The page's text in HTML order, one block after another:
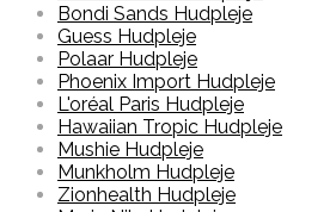
Bondi Sands Hudpleje
Guess Hudpleje
Polaar Hudpleje
Phoenix Import Hudpleje
L'oréal Paris Hudpleje
Hawaiian Tropic Hudpleje
Mushie Hudpleje
Munkholm Hudpleje
Zionhealth Hudpleje